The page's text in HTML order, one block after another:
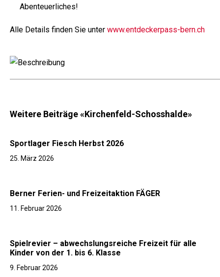
Abenteuerliches!
Alle Details finden Sie unter www.entdeckerpass-bern.ch
Weitere Beiträge «Kirchenfeld-Schosshalde»
Sportlager Fiesch Herbst 2026
25. März 2026
Berner Ferien- und Freizeitaktion FÄGER
11. Februar 2026
Spielrevier – abwechslungsreiche Freizeit für alle
Kinder von der 1. bis 6. Klasse
9. Februar 2026